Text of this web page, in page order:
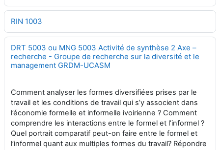
RIN 1003
DRT 5003 ou MNG 5003 Activité de synthèse 2 Axe –
recherche - Groupe de recherche sur la diversité et le
management GRDM-UCASM
Comment analyser les formes diversifiées prises par le
travail et les conditions de travail qui s’y associent dans
l’économie formelle et informelle ivoirienne ? Comment
comprendre les interactions entre le formel et l’informel ?
Quel portrait comparatif peut-on faire entre le formel et
l’informel quant aux multiples formes du travail? Répondre